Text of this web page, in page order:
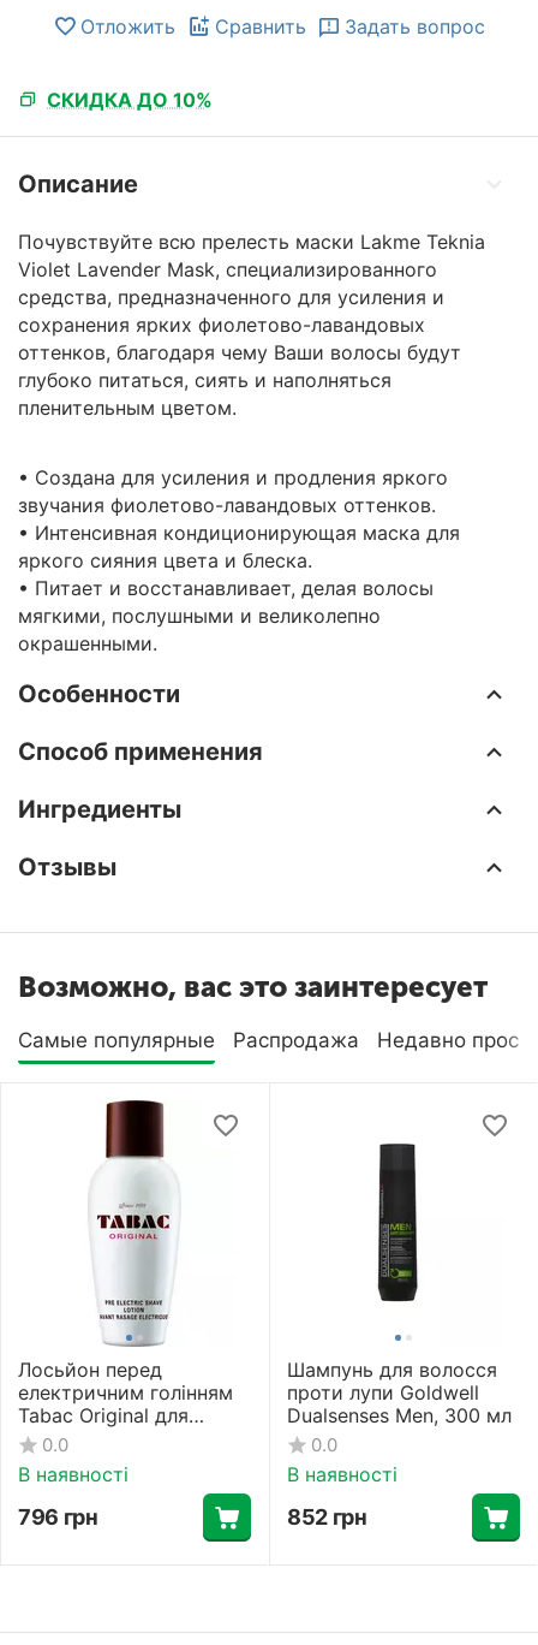
Отложить Сравнить Задать вопрос
СКИДКА ДО 10%
Описание
Почувствуйте всю прелесть маски Lakme Teknia
Violet Lavender Mask, специализированного
средства, предназначенного для усиления и
сохранения ярких фиолетово-лавандовых
оттенков, благодаря чему Ваши волосы будут
глубоко питаться, сиять и наполняться
пленительным цветом.
• Создана для усиления и продления яркого
звучания фиолетово-лавандовых оттенков.
• Интенсивная кондиционирующая маска для
яркого сияния цвета и блеска.
• Питает и восстанавливает, делая волосы
мягкими, послушными и великолепно
окрашенными.
Особенности
Способ применения
Ингредиенты
Отзывы
Возможно, вас это заинтересует
Самые популярные Распродажа Недавно
Лосьйон перед
електричним голінням
Tabac Original для
чоловіків, 150 мл
0.0
В наявності
796 грн
Шампунь для волосся
проти лупи Goldwell
Dualsenses Men, 300 мл
0.0
В наявності
852 грн